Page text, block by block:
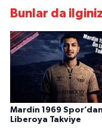
Bunlar da
Mardin 1969
Liberoya Takviye